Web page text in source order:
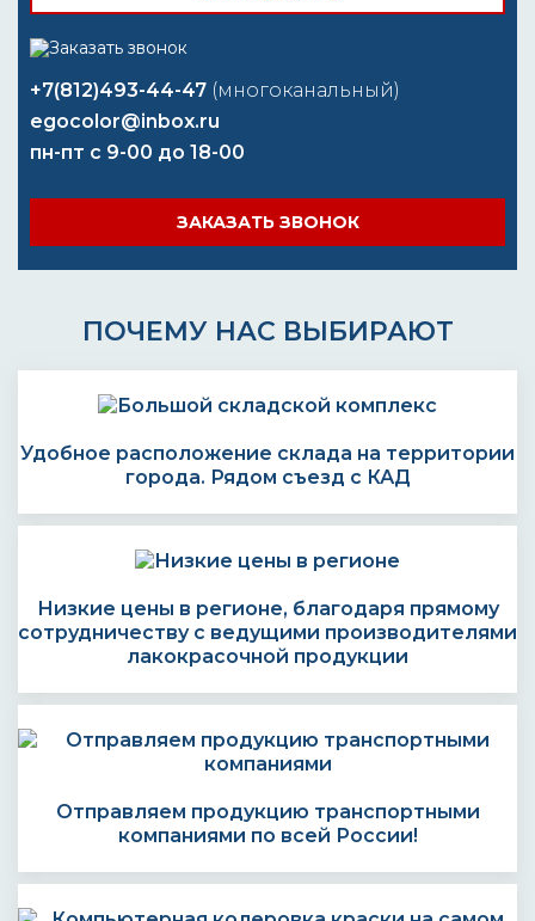
+7(812)493-44-47 (многоканальный)
egocolor@inbox.ru
пн-пт с 9-00 до 18-00
ЗАКАЗАТЬ ЗВОНОК
ПОЧЕМУ НАС ВЫБИРАЮТ
Удобное расположение склада на территории
города. Рядом съезд с КАД
Низкие цены в регионе, благодаря прямому
сотрудничеству с ведущими производителями
лакокрасочной продукции
Отправляем продукцию транспортными
компаниями по всей России!